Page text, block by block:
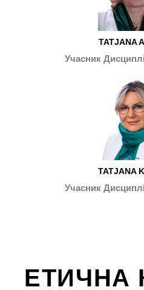
TATJANA
Учасник
TATJANA
Учасник
ЕТИЧНА